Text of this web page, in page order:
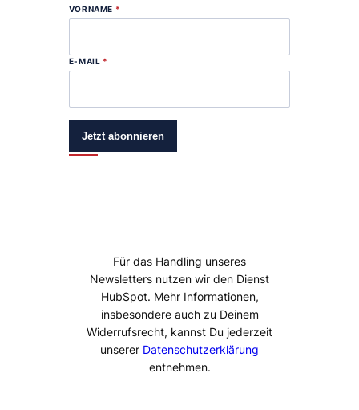
VORNAME *
E-MAIL *
Jetzt abonnieren
Für das Handling unseres
Newsletters nutzen wir den Dienst
HubSpot. Mehr Informationen,
insbesondere auch zu Deinem
Widerrufsrecht, kannst Du jederzeit
unserer Datenschutzerklärung
entnehmen.